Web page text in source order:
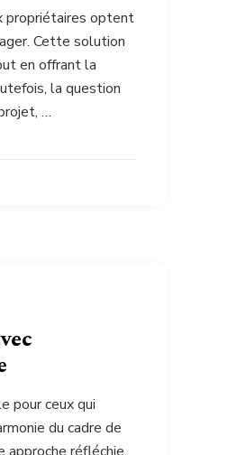
propriétaires optent
Cette solution
en offrant la
la question
…
pour ceux qui
du cadre de